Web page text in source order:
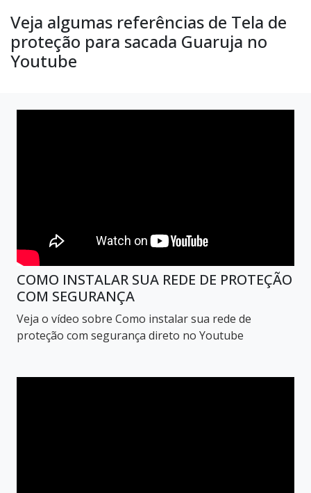
Veja algumas referências de Tela de
proteção para sacada Guaruja no
Youtube
COMO INSTALAR SUA REDE DE PROTEÇÃO
COM SEGURANÇA
Veja o vídeo sobre Como instalar sua rede de
proteção com segurança direto no Youtube